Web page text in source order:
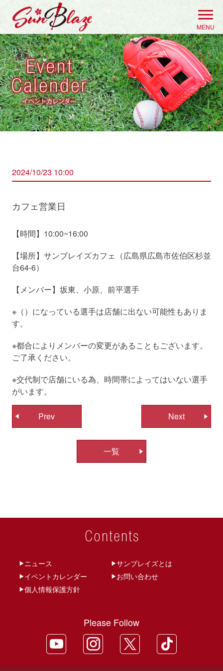
content
MENU
2024/10/23 10:00
カフェ営業日
【時間】10:00~16:00
【場所】サンブレイズカフェ（広島県広島市佐伯区杉並
台64-6）
【メンバー】坂東、小原、前平選手
※（）になっている選手は店舗に出ない可能性もありま
す。
※都合によりメンバーの変更があることもございます。
ご了承ください。
※交代制で店舗にいる為、時間帯によってはいない選手
がいます。
投
稿
Prev Next
一覧
ニュース
サンブレイズとは
イベントカレンダー
お問い合わせ
個人情報保護方針
Please Follow